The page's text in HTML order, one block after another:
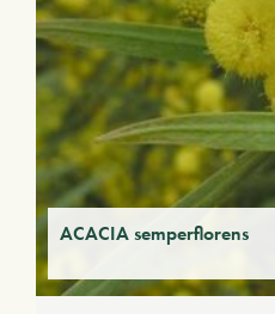
ACACIA semperflorens